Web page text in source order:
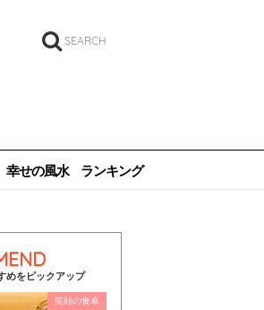
SEARCH
幸せの風水 ランキング
めをピックアップ
笑顔の食卓